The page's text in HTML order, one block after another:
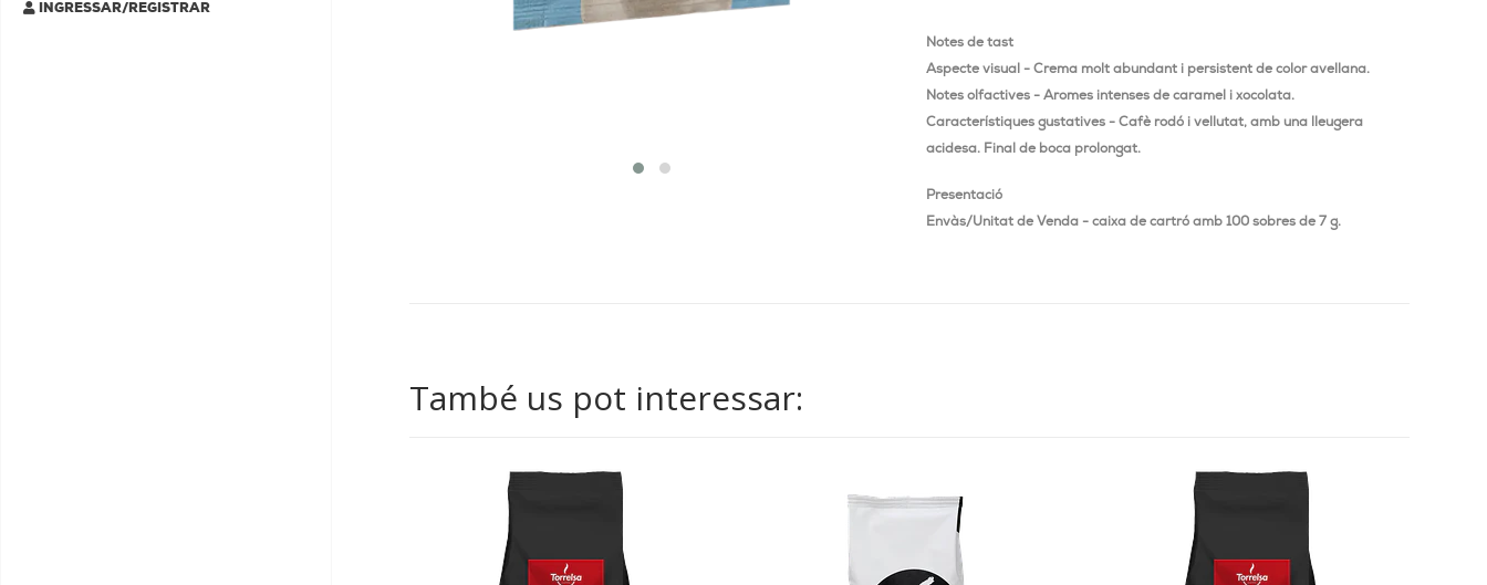
INGRESSAR/REGISTRAR
Notes de tast
Aspecte visual - Crema molt abundant i persistent de color avellana.
Notes olfactives - Aromes intenses de caramel i xocolata.
Característiques gustatives - Cafè rodó i vellutat, amb una lleugera
acidesa. Final de boca prolongat.
Presentació
Envàs/Unitat de Venda - caixa de cartró amb 100 sobres de 7 g.
També us pot interessar: